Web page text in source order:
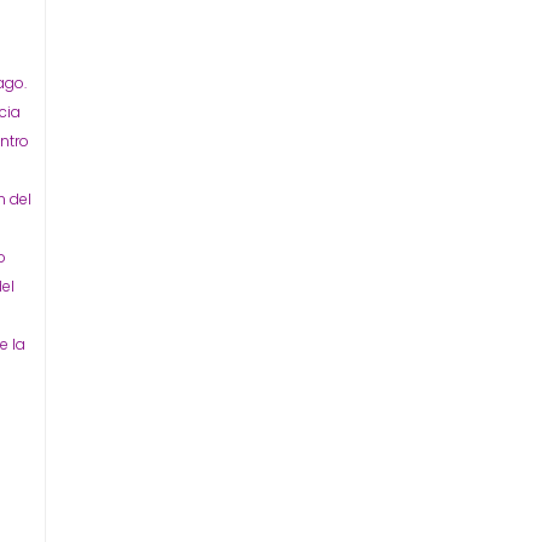
del
la